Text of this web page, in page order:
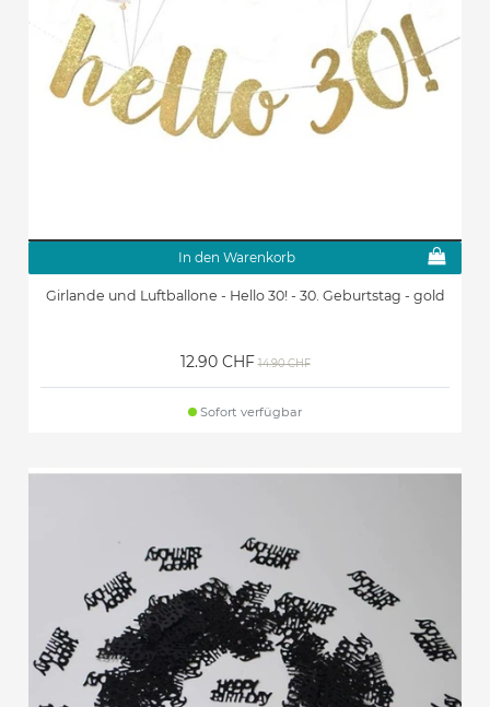
In den Warenkorb
Girlande und Luftballone - Hello 30! - 30. Geburtstag - gold
12.90 CHF 14.90 CHF
Sofort verfügbar